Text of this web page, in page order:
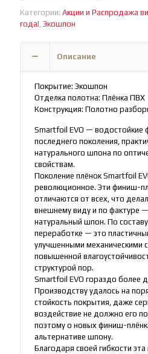
Успей
купить
Бона
Новинка!
Категории: Акции и Распродажа
года! Экошпон
Описание
Покрытие: Экошпон
Отделка полотна: Плёнка ПВХ
Конструкция: Полотно
Smartfoil EVO — водостойкие
последнего поколения,
натурального шпона по
свойствам.
Поколение плёнок Smartfoil
революционное. Эти финиш-
отличаются от всех, что
внешнему виду и по фактуре —
натуральный шпон. По
переработке — это
улучшенными механическими
повышенной
структурой пор.
Smartfoil EVO гораздо более
Производству удалось на
стойкость покрытия, даже
воздействие не должно его
поэтому о новых финиш-
альтернативе шпону.
Благодаря своей гибкости